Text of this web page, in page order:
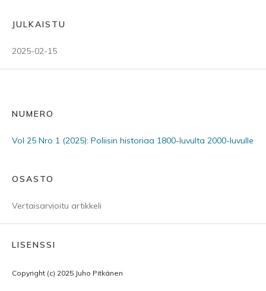
JULKAISTU
2025-02-15
NUMERO
Vol 25 Nro 1 (2025): Poliisin historiaa 1800-luvulta 2000-luvulle
OSASTO
Vertaisarvioitu artikkeli
LISENSSI
Copyright (c) 2025 Juho Pitkänen